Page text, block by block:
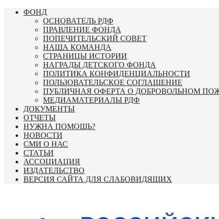
Перейти
содержимому
ФОНД
ОСНОВАТЕЛЬ РДФ
ПРАВЛЕНИЕ ФОНДА
ПОПЕЧИТЕЛЬСКИЙ СОВЕТ
НАША КОМАНДА
СТРАНИЦЫ ИСТОРИИ
НАГРАДЫ ДЕТСКОГО ФОНДА
ПОЛИТИКА КОНФИДЕНЦИАЛЬНОСТИ
ПОЛЬЗОВАТЕЛЬСКОЕ СОГЛАШЕНИЕ
ПУБЛИЧНАЯ ОФЕРТА О ДОБРОВОЛЬНОМ
МЕДИАМАТЕРИАЛЫ РДФ
ДОКУМЕНТЫ
ОТЧЕТЫ
НУЖНА ПОМОЩЬ?
НОВОСТИ
СМИ О НАС
СТАТЬИ
АССОЦИАЦИЯ
ИЗДАТЕЛЬСТВО
ВЕРСИЯ САЙТА ДЛЯ СЛАБОВИДЯЩИХ